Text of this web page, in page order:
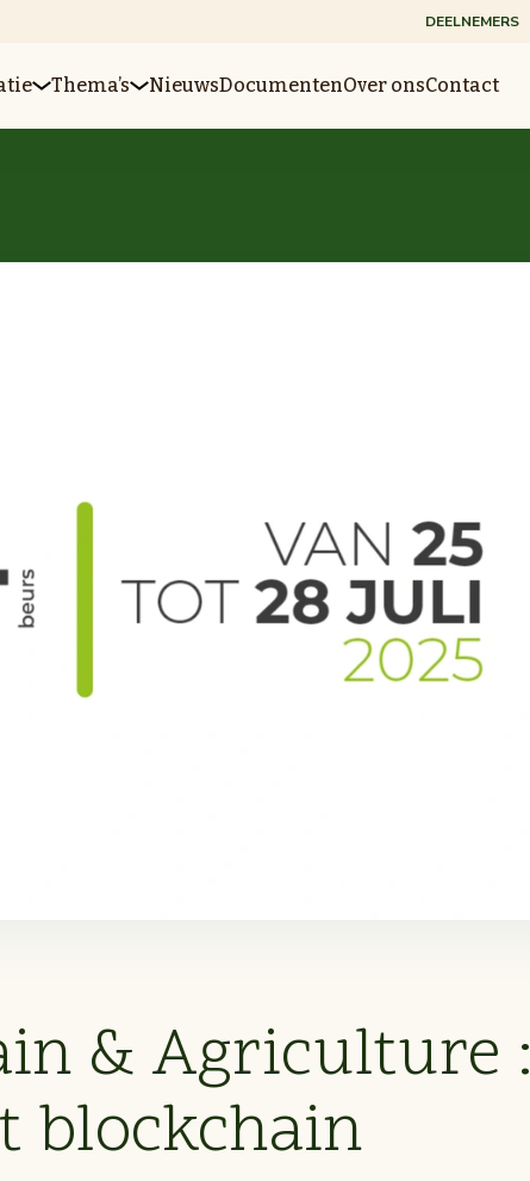
DEELNEMERS
Thema’s NieuwsDocumentenOver onsContact
& Agriculture :
blockchain